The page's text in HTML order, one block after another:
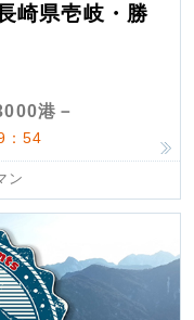
崎県壱岐・勝
港－
：54
ン